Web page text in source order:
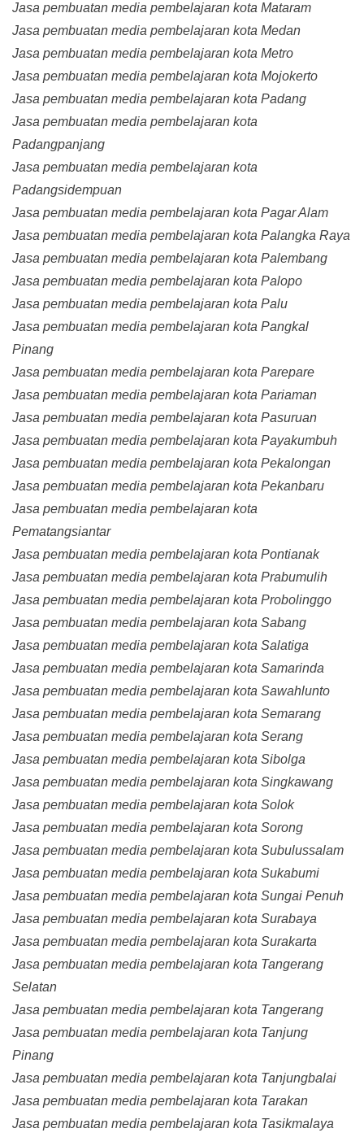
Jasa pembuatan media pembelajaran kota Mataram
Jasa pembuatan media pembelajaran kota Medan
Jasa pembuatan media pembelajaran kota Metro
Jasa pembuatan media pembelajaran kota Mojokerto
Jasa pembuatan media pembelajaran kota Padang
Jasa pembuatan media pembelajaran kota
Padangpanjang
Jasa pembuatan media pembelajaran kota
Padangsidempuan
Jasa pembuatan media pembelajaran kota Pagar Alam
Jasa pembuatan media pembelajaran kota Palangka Raya
Jasa pembuatan media pembelajaran kota Palembang
Jasa pembuatan media pembelajaran kota Palopo
Jasa pembuatan media pembelajaran kota Palu
Jasa pembuatan media pembelajaran kota Pangkal
Pinang
Jasa pembuatan media pembelajaran kota Parepare
Jasa pembuatan media pembelajaran kota Pariaman
Jasa pembuatan media pembelajaran kota Pasuruan
Jasa pembuatan media pembelajaran kota Payakumbuh
Jasa pembuatan media pembelajaran kota Pekalongan
Jasa pembuatan media pembelajaran kota Pekanbaru
Jasa pembuatan media pembelajaran kota
Pematangsiantar
Jasa pembuatan media pembelajaran kota Pontianak
Jasa pembuatan media pembelajaran kota Prabumulih
Jasa pembuatan media pembelajaran kota Probolinggo
Jasa pembuatan media pembelajaran kota Sabang
Jasa pembuatan media pembelajaran kota Salatiga
Jasa pembuatan media pembelajaran kota Samarinda
Jasa pembuatan media pembelajaran kota Sawahlunto
Jasa pembuatan media pembelajaran kota Semarang
Jasa pembuatan media pembelajaran kota Serang
Jasa pembuatan media pembelajaran kota Sibolga
Jasa pembuatan media pembelajaran kota Singkawang
Jasa pembuatan media pembelajaran kota Solok
Jasa pembuatan media pembelajaran kota Sorong
Jasa pembuatan media pembelajaran kota Subulussalam
Jasa pembuatan media pembelajaran kota Sukabumi
Jasa pembuatan media pembelajaran kota Sungai Penuh
Jasa pembuatan media pembelajaran kota Surabaya
Jasa pembuatan media pembelajaran kota Surakarta
Jasa pembuatan media pembelajaran kota Tangerang
Selatan
Jasa pembuatan media pembelajaran kota Tangerang
Jasa pembuatan media pembelajaran kota Tanjung
Pinang
Jasa pembuatan media pembelajaran kota Tanjungbalai
Jasa pembuatan media pembelajaran kota Tarakan
Jasa pembuatan media pembelajaran kota Tasikmalaya